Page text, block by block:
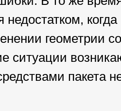
недостатком,
геометрии
ситуации
пакета